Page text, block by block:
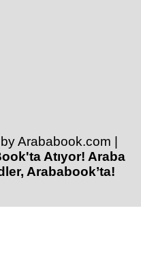
Arababook.com |
Atıyor! Araba
Arababook’ta!